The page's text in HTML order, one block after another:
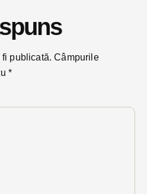
publicată. Câmpurile
*